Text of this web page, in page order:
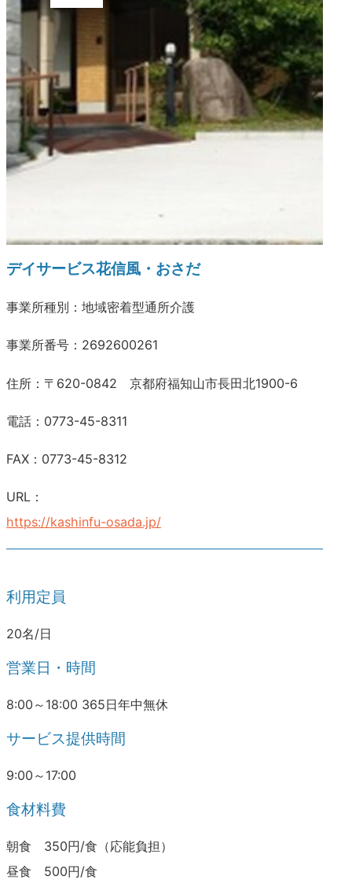
デイサービス花信風・おさだ
事業所種別：地域密着型通所介護
事業所番号：2692600261
住所：〒620-0842 京都府福知山市長田北1900-6
電話：0773-45-8311
FAX：0773-45-8312
URL：
https://kashinfu-osada.jp/
利用定員
20名/日
営業日・時間
8:00～18:00 365日年中無休
サービス提供時間
9:00～17:00
食材料費
朝食 350円/食（応能負担）
昼食 500円/食